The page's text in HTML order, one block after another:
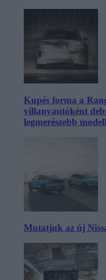
Kupés forma a
villanyautóként
legmerészebb
Mutatjuk az új